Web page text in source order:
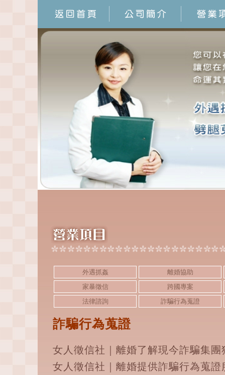
外遇抓姦
離婚協助
家暴徵信
跨國專案
法律諮詢
詐騙行為蒐證
詐騙行為蒐證
女人徵信社｜離婚了解現今詐騙集
女人徵信社｜離婚提供詐騙行為蒐